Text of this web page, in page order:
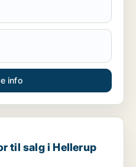
info
i Hellerup eller Charlottenlund
til salg i Hellerup